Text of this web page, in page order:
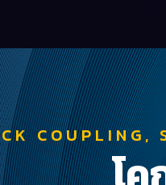
COUPLING,